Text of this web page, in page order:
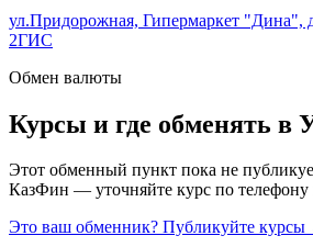
ул.Придорожная, Гипермаркет "Дина",
2ГИС
Обмен валюты
Курсы и где обменять в
Этот обменный пункт пока не
КазФин — уточняйте курс по телефону
Это ваш обменник? Публикуйте курсы